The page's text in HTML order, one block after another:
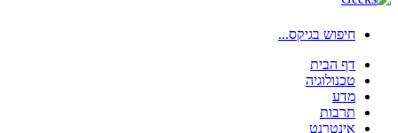
חיפוש בגיקס...
דף הבית
טכנולוגיה
מדע
תרבות
אינטרנט